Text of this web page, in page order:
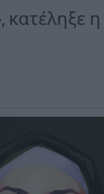
κατέληξε η